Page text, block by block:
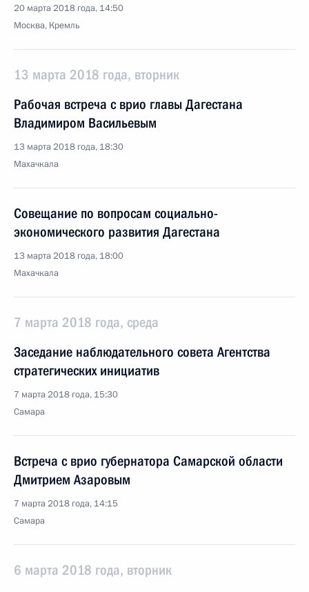
20 марта 2018 года, 14:50
Москва, Кремль
13 марта 2018 года, вторник
Рабочая встреча с врио главы Дагестана
Владимиром Васильевым
13 марта 2018 года, 18:30
Махачкала
Совещание по вопросам социально-
экономического развития Дагестана
13 марта 2018 года, 18:00
Махачкала
7 марта 2018 года, среда
Заседание наблюдательного совета Агентства
стратегических инициатив
7 марта 2018 года, 15:30
Самара
Встреча с врио губернатора Самарской области
Дмитрием Азаровым
7 марта 2018 года, 14:15
Самара
6 марта 2018 года, вторник